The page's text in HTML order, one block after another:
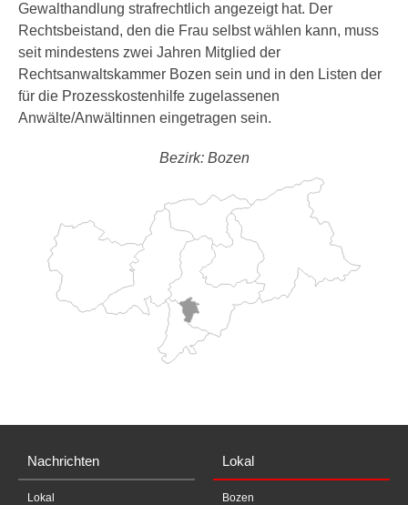
Gewalthandlung strafrechtlich angezeigt hat. Der
Rechtsbeistand, den die Frau selbst wählen kann, muss
seit mindestens zwei Jahren Mitglied der
Rechtsanwaltskammer Bozen sein und in den Listen der
für die Prozesskostenhilfe zugelassenen
Anwälte/Anwältinnen eingetragen sein.
Bezirk: Bozen
Nachrichten
Lokal
Lokal
Bozen